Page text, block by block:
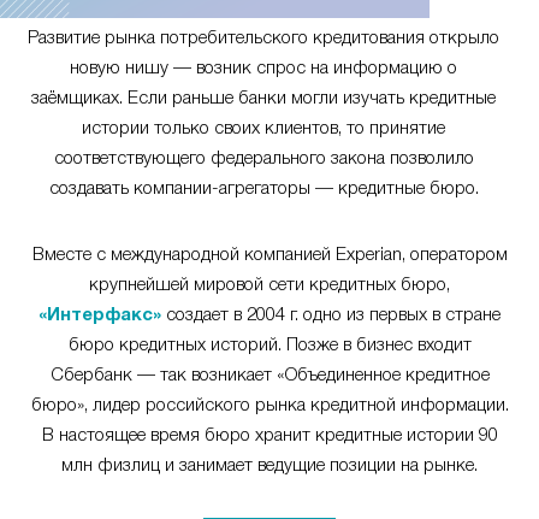
Развитие рынка потребительского кредитования открыло
новую нишу — возник спрос на информацию о
заёмщиках. Если раньше банки могли изучать кредитные
истории только своих клиентов, то принятие
соответствующего федерального закона позволило
создавать компании-агрегаторы — кредитные бюро.
Вместе с международной компанией Experian, оператором
крупнейшей мировой сети кредитных бюро,
«Интерфакс» создает в 2004 г. одно из первых в стране
бюро кредитных историй. Позже в бизнес входит
Сбербанк — так возникает «Объединенное кредитное
бюро», лидер российского рынка кредитной информации.
В настоящее время бюро хранит кредитные истории 90
млн физлиц и занимает ведущие позиции на рынке.